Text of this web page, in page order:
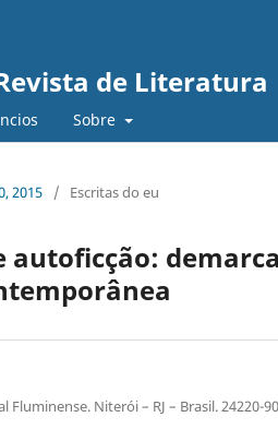
de Literatura
Sobre
2015 / Escritas do eu
autoficção:
Fluminense. Niterói – RJ – Brasil. 24220-